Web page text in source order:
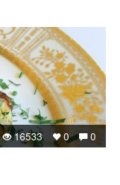
0
0
16533